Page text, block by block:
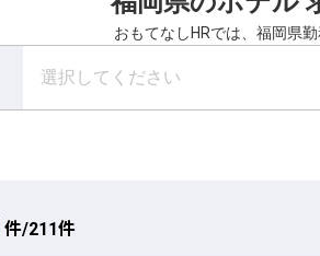
おもてなしHRでは、福岡県
選択してください
件/211件